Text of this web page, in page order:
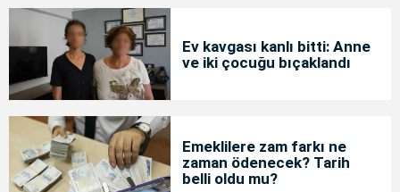
Ev kavgası kanlı bitti: Anne
ve iki çocuğu bıçaklandı
Emeklilere zam farkı ne
zaman ödenecek? Tarih
belli oldu mu?